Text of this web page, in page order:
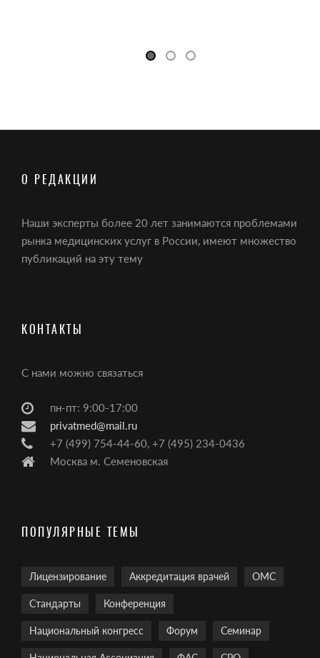
О РЕДАКЦИИ
Наши эксперты более 20 лет занимаются проблемами
рынка медицинских услуг в России, имеют множество
публикаций на эту тему
КОНТАКТЫ
С нами можно связаться
пн-пт: 9:00-17:00
privatmed@mail.ru
+7 (499) 754-44-60, +7 (495) 234-0436
Москва м. Семеновская
ПОПУЛЯРНЫЕ ТЕМЫ
Лицензирование Аккредитация врачей ОМС
Стандарты Конференция
Национальный конгресс Форум Семинар